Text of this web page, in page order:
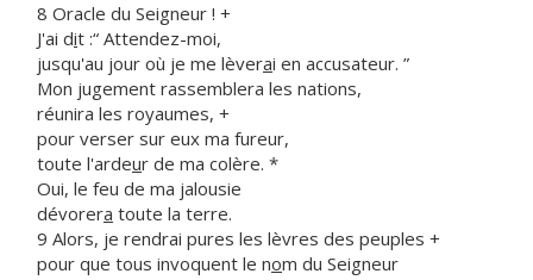
8 Oracle du Seigneur ! +
J'ai dit :“ Attendez-moi,
jusqu'au jour où je me lèverai en accusateur. ”
Mon jugement rassemblera les nations,
réunira les royaumes, +
pour verser sur eux ma fureur,
toute l'ardeur de ma colère. *
Oui, le feu de ma jalousie
dévorera toute la terre.
9 Alors, je rendrai pures les lèvres des peuples +
pour que tous invoquent le nom du Seigneur